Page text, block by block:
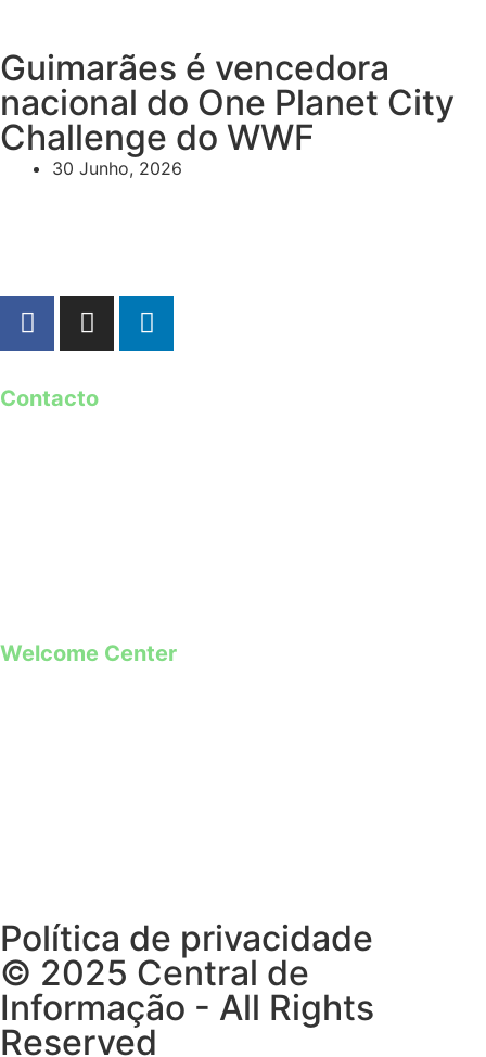
Guimarães é vencedora
nacional do One Planet City
Challenge do WWF
30 Junho, 2026
Contacto
Welcome Center
Política de privacidade
© 2025 Central de
Informação - All Rights
Reserved